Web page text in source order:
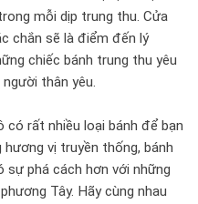
mỗi dịp trung thu. Cửa
chắn sẽ là điểm đến lý
chiếc bánh trung thu yêu
thân yêu.
có rất nhiều loại bánh để bạn
vị truyền thống, bánh
phá cách hơn với những
Tây. Hãy cùng nhau